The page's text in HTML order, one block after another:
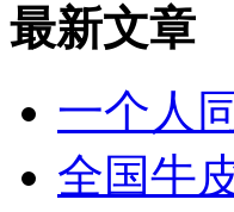
最新文章
一个人
全国牛